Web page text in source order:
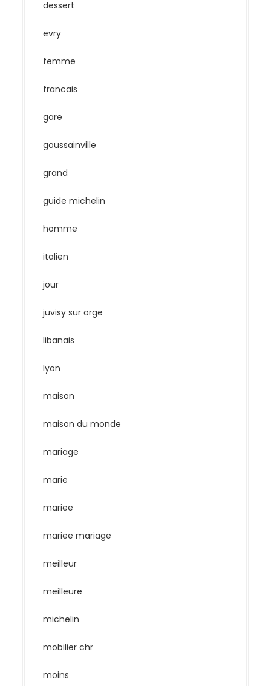
dessert
evry
femme
francais
gare
goussainville
grand
guide michelin
homme
italien
jour
juvisy sur orge
libanais
lyon
maison
maison du monde
mariage
marie
mariee
mariee mariage
meilleur
meilleure
michelin
mobilier chr
moins